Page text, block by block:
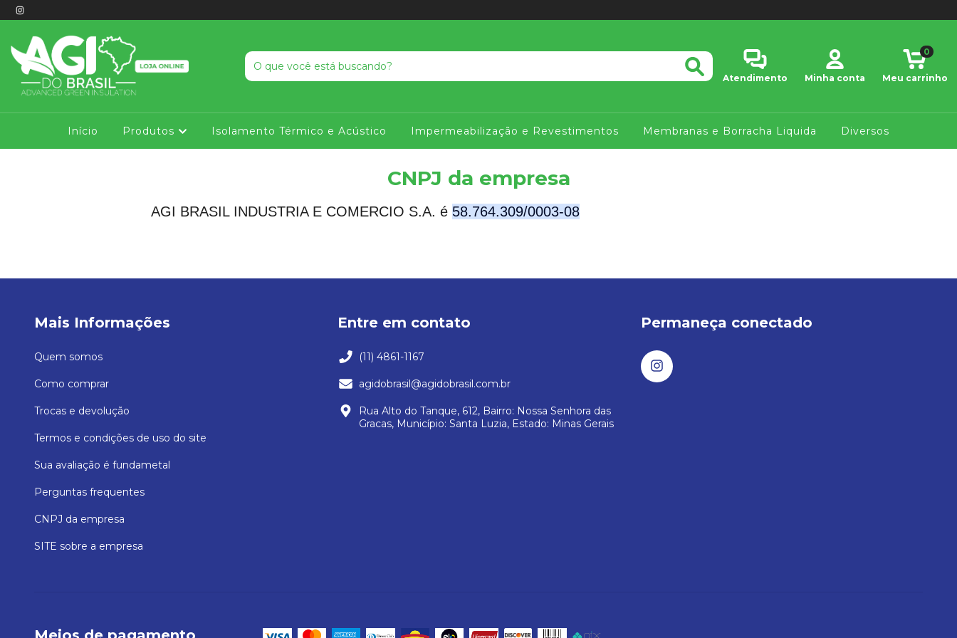
Atendimento Minha conta Meu carrinho
0
Início Produtos Isolamento Térmico e Acústico Impermeabilização e Revestimentos Membranas e Borracha Liquida Diversos
CNPJ da empresa
AGI BRASIL INDUSTRIA E COMERCIO S.A. é 58.764.309/0003-08
Mais Informações
Quem somos
Como comprar
Trocas e devolução
Termos e condições de uso do site
Sua avaliação é fundametal
Perguntas frequentes
CNPJ da empresa
SITE sobre a empresa
Entre em contato
(11) 4861-1167
agidobrasil@agidobrasil.com.br
Rua Alto do Tanque, 612, Bairro: Nossa Senhora das
Gracas, Município: Santa Luzia, Estado: Minas Gerais
Permaneça conectado